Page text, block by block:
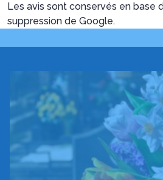
Les avis sont conservés en base
suppression de Google.